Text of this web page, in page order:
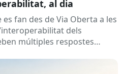
al dia
fan des de Via Oberta a les
dels
múltiples respostes